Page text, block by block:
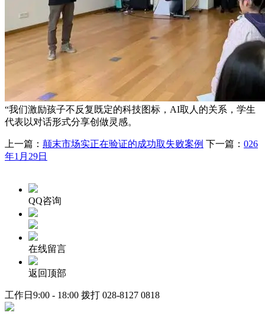
“我们激励孩子不反复既定的科技图标，AI取人的关系，学生
代表以对话形式分享创做灵感。
上一篇： 颠末市场实正在验证的成功取失败案例 下一篇： 026
年1月29日
QQ咨询
在线留言
返回顶部
工作日9:00 - 18:00 拨打 028-8127 0818